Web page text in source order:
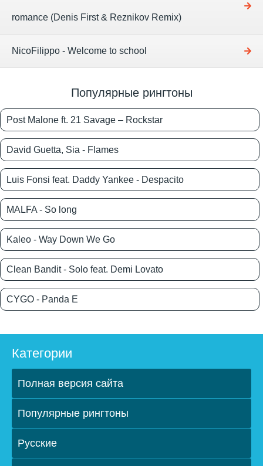
romance (Denis First & Reznikov Remix)
NicoFilippo - Welcome to school
Популярные рингтоны
Post Malone ft. 21 Savage – Rockstar
David Guetta, Sia - Flames
Luis Fonsi feat. Daddy Yankee - Despacito
MALFA - So long
Kaleo - Way Down We Go
Clean Bandit - Solo feat. Demi Lovato
CYGO - Panda E
Категории
Полная версия сайта
Популярные рингтоны
Русские